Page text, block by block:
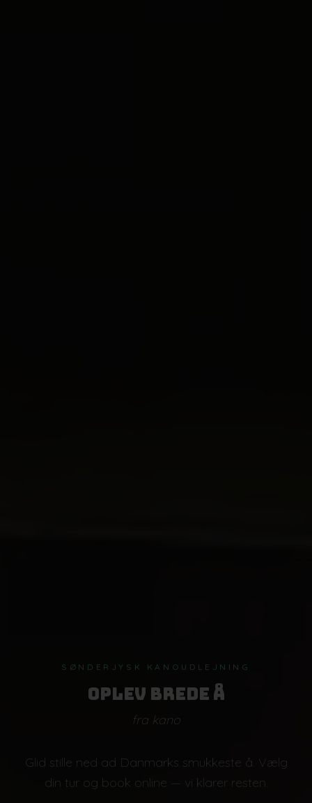
SØNDERJYSK KANOUDLEJNING
Oplev Brede Å
fra kano
Glid stille ned ad Danmarks smukkeste å. Vælg
din tur og book online — vi klarer resten.